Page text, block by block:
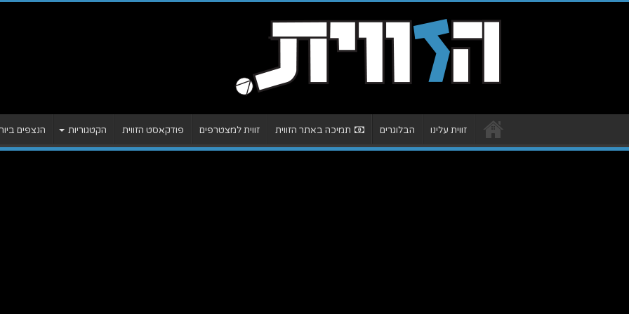
זווית עלינו הבלוגרים תמיכה באתר הזווית זווית למצטרפים פודקאסט הזווית הקטגוריות הנצפים